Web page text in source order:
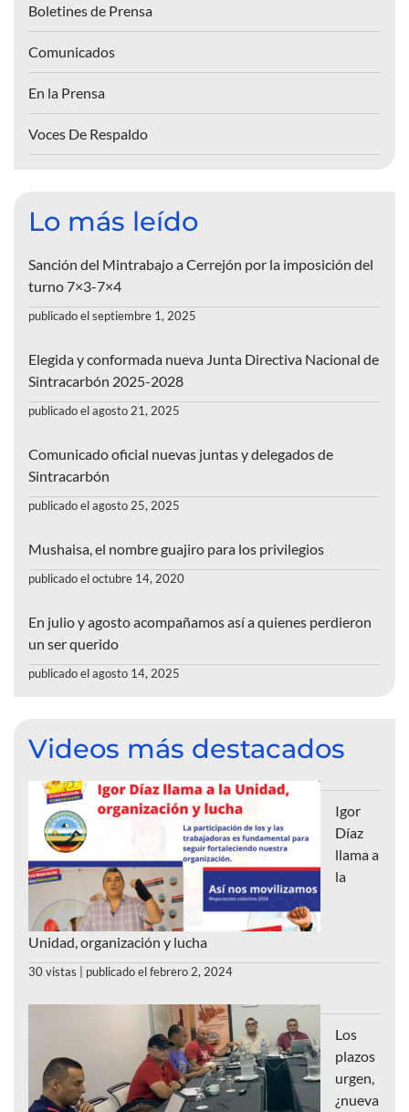
Boletines de Prensa
Comunicados
En la Prensa
Voces De Respaldo
Lo más leído
Sanción del Mintrabajo a Cerrejón por la imposición del
turno 7×3-7×4
publicado el septiembre 1, 2025
Elegida y conformada nueva Junta Directiva Nacional de
Sintracarbón 2025-2028
publicado el agosto 21, 2025
Comunicado oficial nuevas juntas y delegados de
Sintracarbón
publicado el agosto 25, 2025
Mushaisa, el nombre guajiro para los privilegios
publicado el octubre 14, 2020
En julio y agosto acompañamos así a quienes perdieron
un ser querido
publicado el agosto 14, 2025
Videos más destacados
Igor
Díaz
llama a
la
Unidad, organización y lucha
30 vistas publicado el febrero 2, 2024
Los
plazos
urgen,
¿nueva